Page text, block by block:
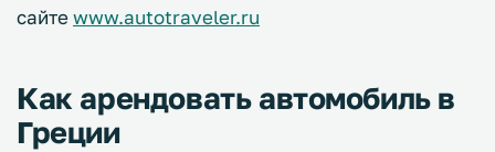
сайте www.autotraveler.ru
Как арендовать автомобиль в
Греции